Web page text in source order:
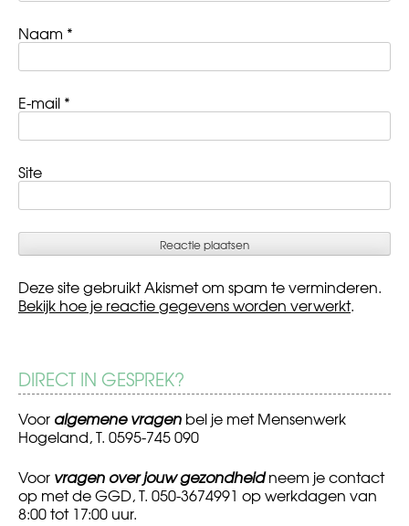
Naam *
E-mail *
Site
Deze site gebruikt Akismet om spam te verminderen.
Bekijk hoe je reactie gegevens worden verwerkt.
DIRECT IN GESPREK?
Voor algemene vragen bel je met Mensenwerk
Hogeland, T. 0595-745 090
Voor vragen over jouw gezondheidneem je contact
op met de GGD, T. 050-3674991 op werkdagen van
8:00 tot 17:00 uur.